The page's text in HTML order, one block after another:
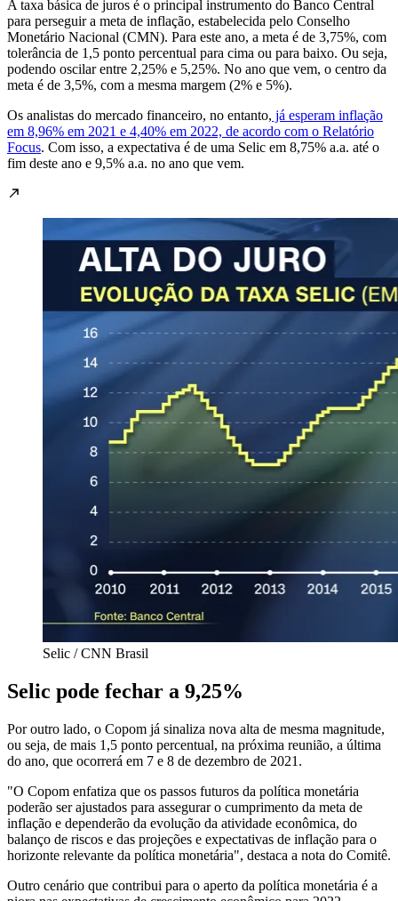
A taxa básica de juros é o principal instrumento do Banco Central
para perseguir a meta de inflação, estabelecida pelo Conselho
Monetário Nacional (CMN). Para este ano, a meta é de 3,75%, com
tolerância de 1,5 ponto percentual para cima ou para baixo. Ou seja,
podendo oscilar entre 2,25% e 5,25%. No ano que vem, o centro da
meta é de 3,5%, com a mesma margem (2% e 5%).
Os analistas do mercado financeiro, no entanto, já esperam inflação
em 8,96% em 2021 e 4,40% em 2022, de acordo com o Relatório
Focus. Com isso, a expectativa é de uma Selic em 8,75% a.a. até o
fim deste ano e 9,5% a.a. no ano que vem.
Selic / CNN Brasil
Selic pode fechar a 9,25%
Por outro lado, o Copom já sinaliza nova alta de mesma magnitude,
ou seja, de mais 1,5 ponto percentual, na próxima reunião, a última
do ano, que ocorrerá em 7 e 8 de dezembro de 2021.
"O Copom enfatiza que os passos futuros da política monetária
poderão ser ajustados para assegurar o cumprimento da meta de
inflação e dependerão da evolução da atividade econômica, do
balanço de riscos e das projeções e expectativas de inflação para o
horizonte relevante da política monetária", destaca a nota do Comitê.
Outro cenário que contribui para o aperto da política monetária é a